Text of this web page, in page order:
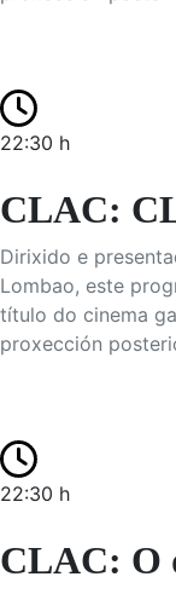
22:30 h
CLAC:
Dirixido e
Lombao, este
título do cinema
proxección
22:30 h
CLAC: O